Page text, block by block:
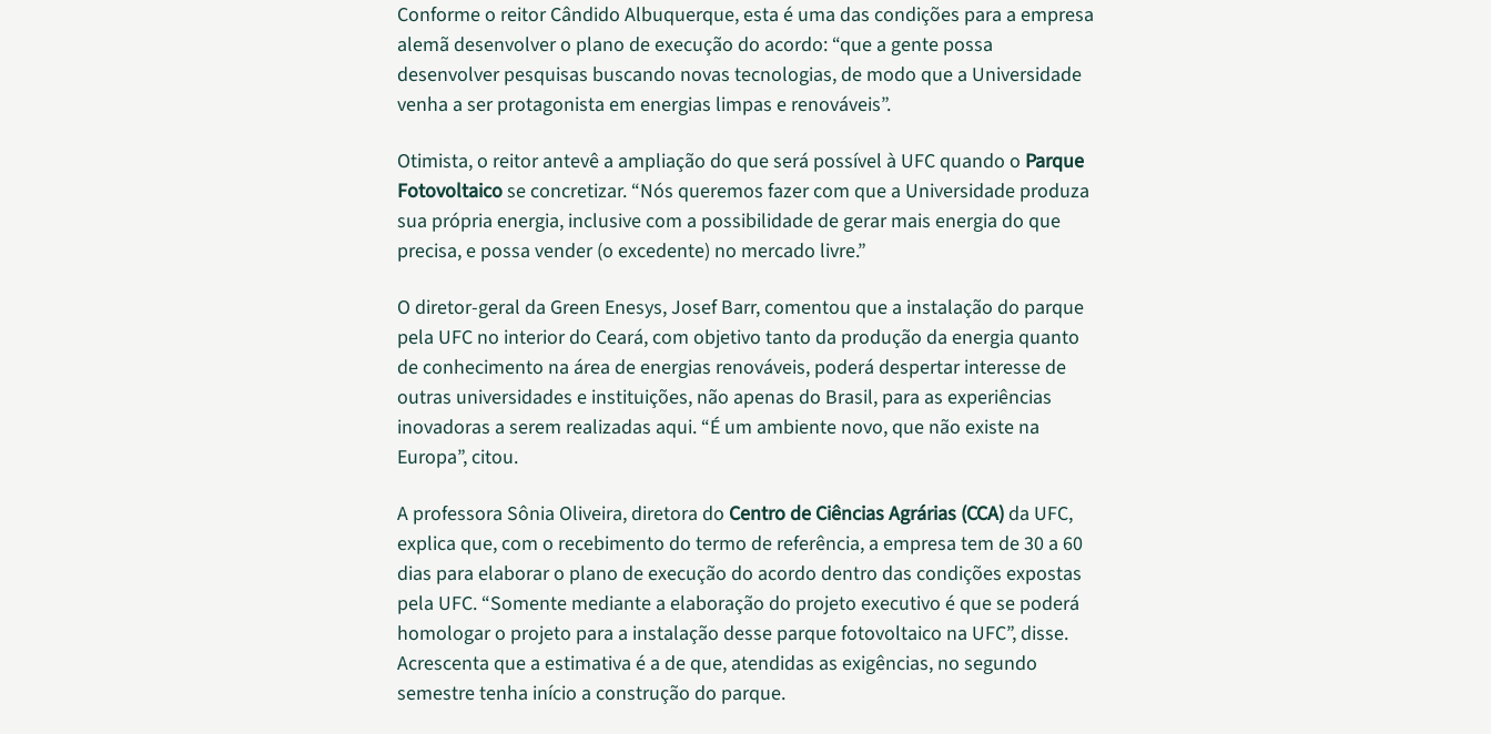
Conforme o reitor Cândido Albuquerque, esta é uma das condições para a empresa
alemã desenvolver o plano de execução do acordo: “que a gente possa
desenvolver pesquisas buscando novas tecnologias, de modo que a Universidade
venha a ser protagonista em energias limpas e renováveis”.
Otimista, o reitor antevê a ampliação do que será possível à UFC quando o Parque
Fotovoltaicose concretizar. “Nós queremos fazer com que a Universidade produza
sua própria energia, inclusive com a possibilidade de gerar mais energia do que
precisa, e possa vender (o excedente) no mercado livre.”
O diretor-geral da Green Enesys, Josef Barr, comentou que a instalação do parque
pela UFC no interior do Ceará, com objetivo tanto da produção da energia quanto
de conhecimento na área de energias renováveis, poderá despertar interesse de
outras universidades e instituições, não apenas do Brasil, para as experiências
inovadoras a serem realizadas aqui. “É um ambiente novo, que não existe na
Europa”, citou.
A professora Sônia Oliveira, diretora do Centro de Ciências Agrárias (CCA)da UFC,
explica que, com o recebimento do termo de referência, a empresa tem de 30 a 60
dias para elaborar o plano de execução do acordo dentro das condições expostas
pela UFC. “Somente mediante a elaboração do projeto executivo é que se poderá
homologar o projeto para a instalação desse parque fotovoltaico na UFC”, disse.
Acrescenta que a estimativa é a de que, atendidas as exigências, no segundo
semestre tenha início a construção do parque.